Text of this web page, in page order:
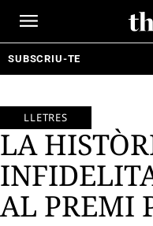
SUBSCRIU-TE
LLETRES
LA
AL PREMI